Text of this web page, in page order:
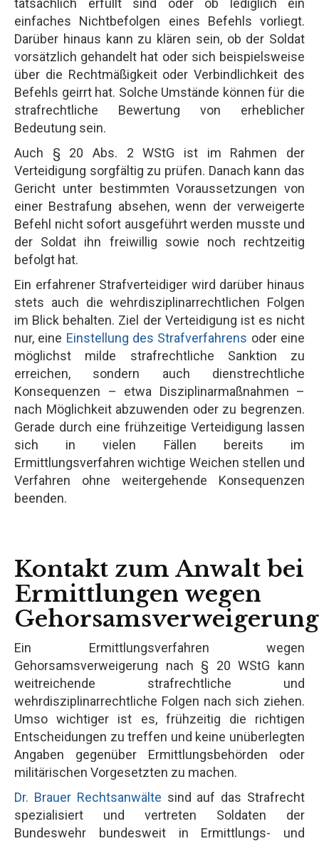
tatsächlich erfüllt sind oder ob lediglich ein
einfaches Nichtbefolgen eines Befehls vorliegt.
Darüber hinaus kann zu klären sein, ob der Soldat
vorsätzlich gehandelt hat oder sich beispielsweise
über die Rechtmäßigkeit oder Verbindlichkeit des
Befehls geirrt hat. Solche Umstände können für die
strafrechtliche Bewertung von erheblicher
Bedeutung sein.
Auch § 20 Abs. 2 WStG ist im Rahmen der
Verteidigung sorgfältig zu prüfen. Danach kann das
Gericht unter bestimmten Voraussetzungen von
einer Bestrafung absehen, wenn der verweigerte
Befehl nicht sofort ausgeführt werden musste und
der Soldat ihn freiwillig sowie noch rechtzeitig
befolgt hat.
Ein erfahrener Strafverteidiger wird darüber hinaus
stets auch die wehrdisziplinarrechtlichen Folgen
im Blick behalten. Ziel der Verteidigung ist es nicht
nur, eine Einstellung des Strafverfahrens oder eine
möglichst milde strafrechtliche Sanktion zu
erreichen, sondern auch dienstrechtliche
Konsequenzen – etwa Disziplinarmaßnahmen –
nach Möglichkeit abzuwenden oder zu begrenzen.
Gerade durch eine frühzeitige Verteidigung lassen
sich in vielen Fällen bereits im
Ermittlungsverfahren wichtige Weichen stellen und
Verfahren ohne weitergehende Konsequenzen
beenden.
Kontakt zum Anwalt bei
Ermittlungen wegen
Gehorsamsverweigerung
Ein Ermittlungsverfahren wegen
Gehorsamsverweigerung nach § 20 WStG kann
weitreichende strafrechtliche und
wehrdisziplinarrechtliche Folgen nach sich ziehen.
Umso wichtiger ist es, frühzeitig die richtigen
Entscheidungen zu treffen und keine unüberlegten
Angaben gegenüber Ermittlungsbehörden oder
militärischen Vorgesetzten zu machen.
Dr. Brauer Rechtsanwälte sind auf das Strafrecht
spezialisiert und vertreten Soldaten der
Bundeswehr bundesweit in Ermittlungs- und